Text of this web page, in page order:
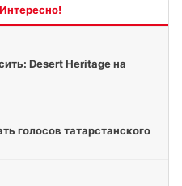
Desert Heritage на
голосов татарстанского